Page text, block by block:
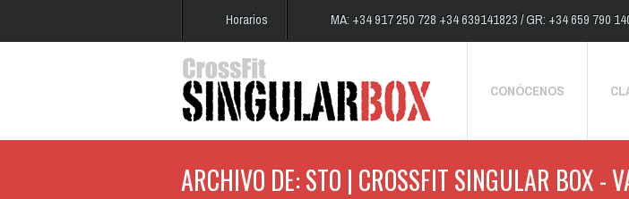
Horarios MA: +34 917 250 728 +34 639141823 / GR: +34 659 790
CONÓCENOS
ARCHIVO DE: STO | CROSSFIT SINGULAR BOX -